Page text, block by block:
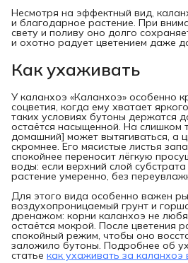
Несмотря на эффектный вид,
и благодарное растение. При
свету и поливу оно долго
и охотно радует цветением даже
Как ухаживать
У каланхоэ «Каланхоэ» особенно
соцветия, когда ему хватает
таких условиях бутоны держатся
остаётся насыщенной. На слишком
домашний] может вытягиваться, а
скромнее. Его мясистые листья
спокойнее переносит лёгкую
воды: если верхний слой
растение умеренно, без
Для этого вида особенно важен
воздухопроницаемый грунт и
дренажом: корни каланхоэ не
остаётся мокрой. После цветения
спокойный режим, чтобы оно
заложило бутоны. Подробнее об
статье как ухаживать за